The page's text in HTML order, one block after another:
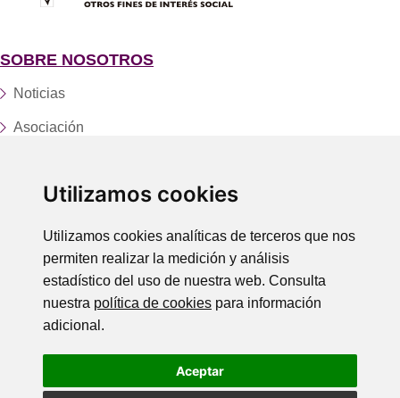
Utilizamos cookies
Utilizamos cookies analíticas de terceros que nos
permiten realizar la medición y análisis
estadístico del uso de nuestra web. Consulta
nuestra política de cookies para información
adicional.
Aceptar
SOBRE NOSOTROS
Noticias
Asociación
Servicios y centros
Trabaja con nosotros
Donaciones
Contacto